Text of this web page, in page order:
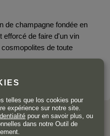
de champagne fondée en
efforcé de faire d'un vin
de toute
telles que los cookies pour
expérience sur notre site.
pour en savoir plus, ou
dans notre Outil de